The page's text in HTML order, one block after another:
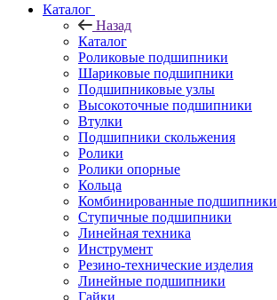
Каталог
Назад
Каталог
Роликовые подшипники
Шариковые подшипники
Подшипниковые узлы
Высокоточные подшипники
Втулки
Подшипники скольжения
Ролики
Ролики опорные
Кольца
Комбинированные подшипники
Ступичные подшипники
Линейная техника
Инструмент
Резино-технические изделия
Линейные подшипники
Гайки